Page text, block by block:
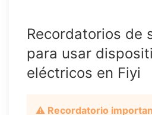
Recordatorios de
para usar
eléctricos en Fiyi
⚠️ Recordatorio